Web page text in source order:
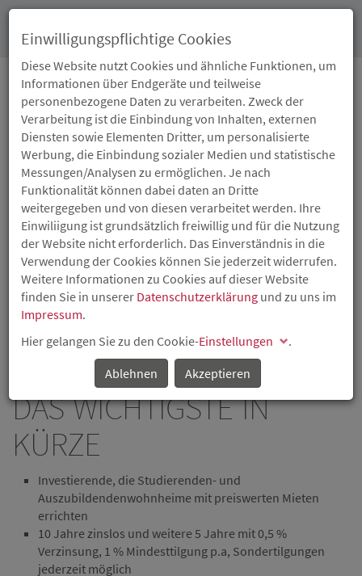
JUNGES WOHNEN -
STUDIERENDEN- UND
AUSZUBILDENDENWOHNHEIME
556, 557
Überblick Zahlen & Fakten
Konditionen, Eigenleistung & Zweckbindung
Förderung Fördermietenstufen
Kontakt Downloads
DAS WICHTIGSTE IN
KÜRZE
Investierende, die Studierenden- und
Auszubildendenwohnheime mit preiswerten Mieten
errichten
10 Jahre zinslos und weitere 5 Jahre mit 0,5 %
Verzinsung, 1 % Mindesttilgung p.a, Sondertilgungen
jederzeit möglich
Einwilligungspflichtige Cookies
Diese Website nutzt Cookies und ähnliche Funktionen, um
Informationen über Endgeräte und teilweise
personenbezogene Daten zu verarbeiten. Zweck der
Verarbeitung ist die Einbindung von Inhalten, externen
Diensten sowie Elementen Dritter, um personalisierte
Werbung, die Einbindung sozialer Medien und statistische
Messungen/Analysen zu ermöglichen. Je nach
Funktionalität können dabei daten an Dritte
weitergegeben und von diesen verarbeitet werden. Ihre
Einwiliigung ist grundsätzlich freiwillig und für die Nutzung
der Website nicht erforderlich. Das Einverständnis in die
Verwendung der Cookies können Sie jederzeit widerrufen.
Weitere Informationen zu Cookies auf dieser Website
finden Sie in unserer Datenschutzerklärung und zu uns im
Impressum.
Hier gelangen Sie zu den Cookie-Einstellungen
.
Ablehnen
Akzeptieren